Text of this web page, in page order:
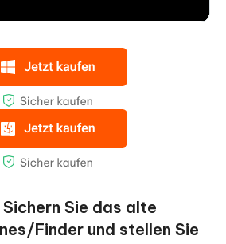
Sie das alte
Finder und stellen Sie